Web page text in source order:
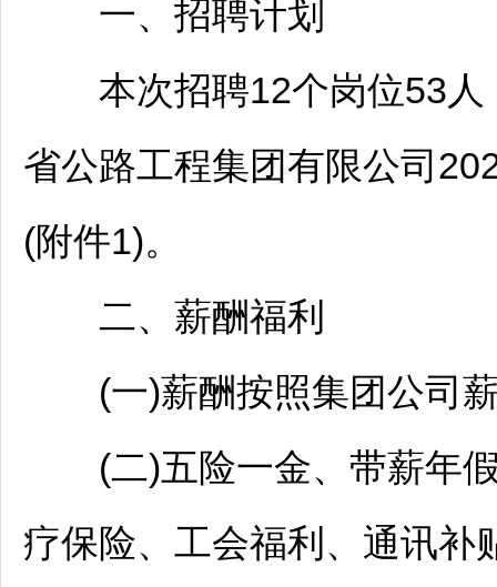
一、 招聘计划
本次招聘12个岗位53人
省公路工程集团有限公司
(附件1)。
二、薪酬福利
(一)薪酬按照集团公司薪
(二)五险一金、带薪年假
疗保险、工会福利、通讯补